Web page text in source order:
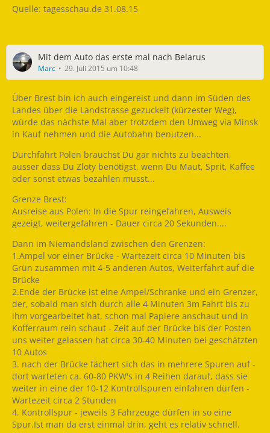
Quelle: tagesschau.de 31.08.15
Mit dem Auto das erste mal nach Belarus
Marc 29. Juli 2015 um 10:48
Über Brest bin ich auch eingereist und dann im Süden des
Landes über die Landstrasse gezuckelt (kürzester Weg),
würde das nächste Mal aber trotzdem den Umweg via Minsk
in Kauf nehmen und die Autobahn benutzen...
Durchfahrt Polen brauchst Du gar nichts zu beachten,
ausser dass Du Zloty benötigst, wenn Du Maut, Sprit, Kaffee
oder sonst etwas bezahlen musst...
Grenze Brest:
Ausreise aus Polen: In die Spur reingefahren, Ausweis
gezeigt, weitergefahren - Dauer circa 20 Sekunden....
Dann im Niemandsland zwischen den Grenzen:
1.Ampel vor einer Brücke - Wartezeit circa 10 Minuten bis
Grün zusammen mit 4-5 anderen Autos, Weiterfahrt auf die
Brücke
2.Ende der Brücke ist eine Ampel/Schranke und ein Grenzer,
der, sobald man sich durch alle 4 Minuten 3m Fahrt bis zu
ihm vorgearbeitet hat, schon mal Papiere anschaut und in
Kofferraum rein schaut - Zeit auf der Brücke bis der Posten
uns weiter gelassen hat circa 30-40 Minuten bei geschätzten
10 Autos
3. nach der Brücke fächert sich das in mehrere Spuren auf -
dort warteten ca. 60-80 PKW's in 4 Reihen darauf, dass sie
weiter in eine der 10-12 Kontrollspuren einfahren dürfen -
Wartezeit circa 2 Stunden
4. Kontrollspur - jeweils 3 Fahrzeuge dürfen in so eine
Spur.Ist man da erst einmal drin, geht es relativ schnell.